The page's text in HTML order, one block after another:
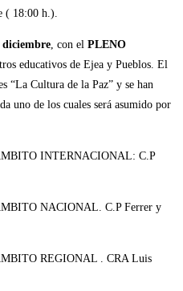
( 18:00 h.).
diciembre , con el PLENO
educativos de Ejea y Pueblos. El
“La Cultura de la Paz” y se han
uno de los cuales será asumido por
INTERNACIONAL: C.P
NACIONAL. C.P Ferrer y
REGIONAL . CRA Luis